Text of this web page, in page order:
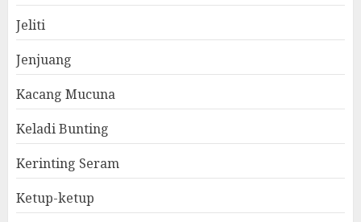
Jeliti
Jenjuang
Kacang Mucuna
Keladi Bunting
Kerinting Seram
Ketup-ketup